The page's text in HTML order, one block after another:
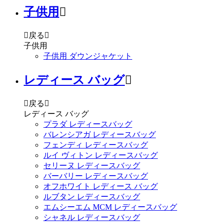
子供用 
 戻る 
子供用
子供用 ダウンジャケット
レディース バッグ
 戻る 
レディース バッグ
プラダ レディースバッグ
バレンシアガ レディースバッグ
フェンディ レディースバッグ
ルイ ヴィトン レディースバッグ
セリーヌ レディースバッグ
バーバリー レディースバッグ
オフホワイト レディース バッグ
ルブタン レディースバッグ
エムシーエム MCM レディースバッグ
シャネル レディースバッグ